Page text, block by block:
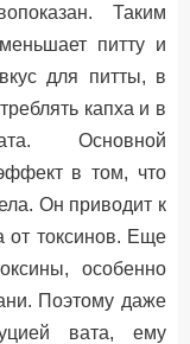
Таким
питту и
для питты, в
капха и в
Основной
в том, что
Он приводит к
от токсинов. Еще
особенно
Поэтому даже
вата, ему